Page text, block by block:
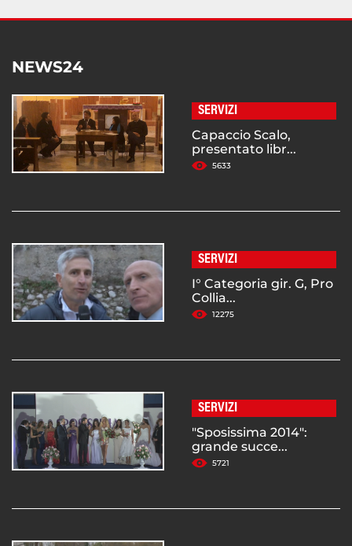
NEWS24
SERVIZI
Capaccio Scalo,
presentato libr...
5633
SERVIZI
I° Categoria gir. G, Pro
Collia...
12275
SERVIZI
"Sposissima 2014":
grande succe...
5721